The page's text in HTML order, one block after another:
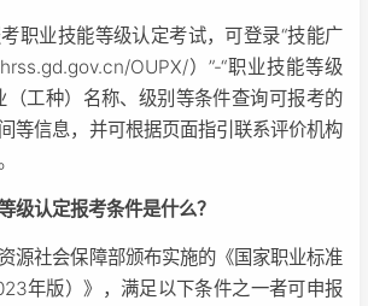
业技能等级认定考试，可登录“技能广
OUPX/）”-“职业技能等级
（工种）名称、级别等条件查询可报考的
等信息，并可根据页面指引联系评价机构
级认定报考条件是什么？
社会保障部颁布实施的《国家职业标准
年版）》，满足以下条件之一者可申报